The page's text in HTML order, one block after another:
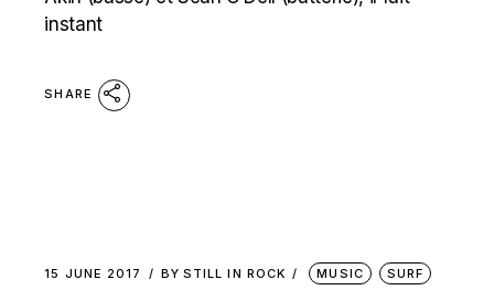
instant
SHARE
15 JUNE 2017 BY STILL IN ROCK MUSIC SURF